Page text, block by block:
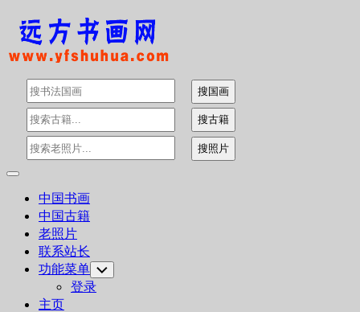
Skip
content
Expand
中国书画
中国古籍
老照片
联系站长
功能菜单 Toggle
Child
Menu
登录
主页